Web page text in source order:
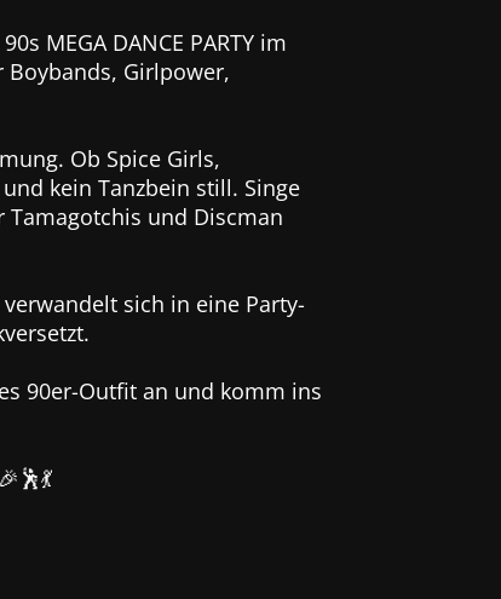
MEGA DANCE PARTY im
Boybands, Girlpower,
Ob Spice Girls,
kein Tanzbein still. Singe
und Discman
sich in eine Party-
90er-Outfit an und komm ins